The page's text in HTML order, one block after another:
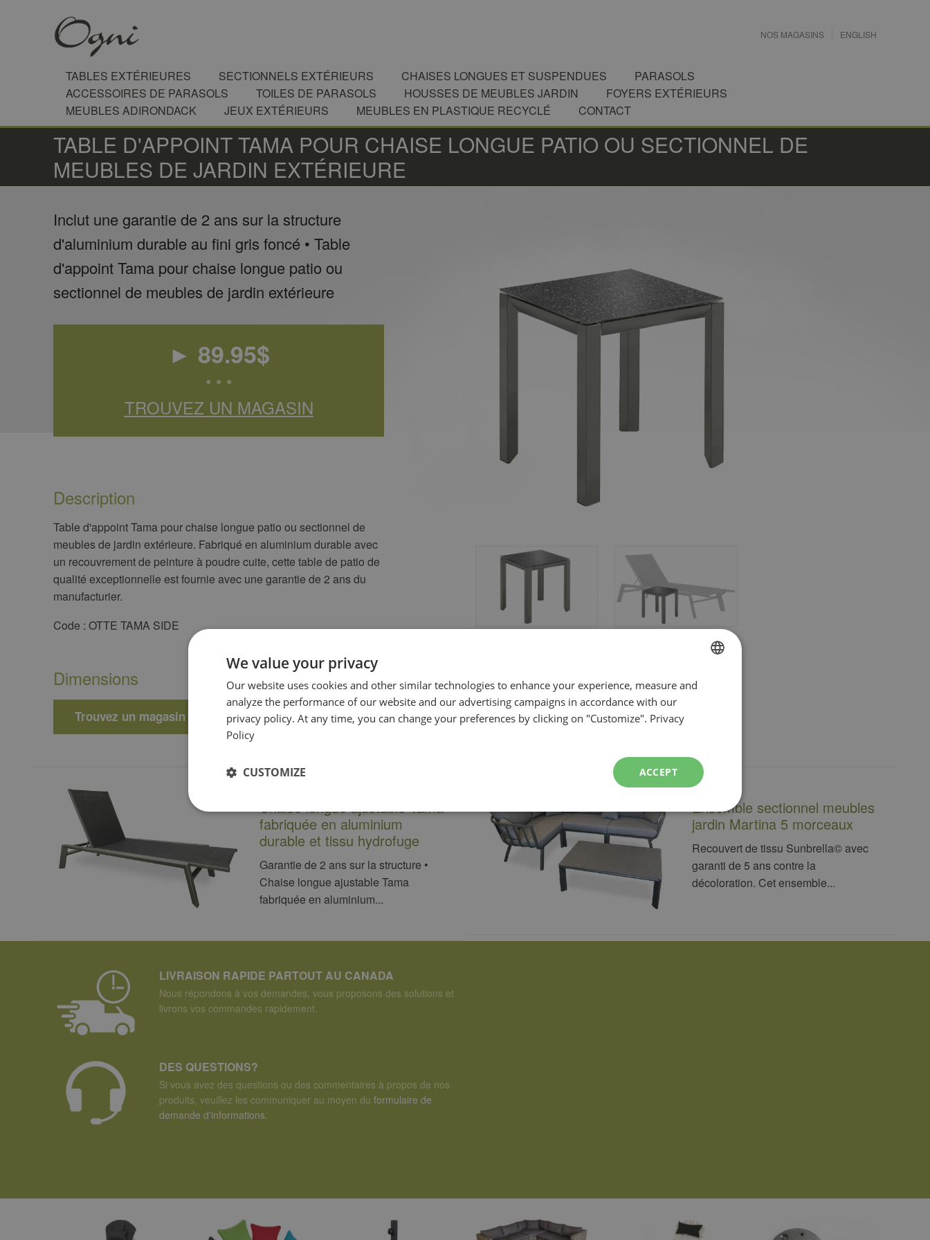
NOS MAGASINS ENGLISH
TABLES EXTÉRIEURES SECTIONNELS EXTÉRIEURS CHAISES LONGUES ET SUSPENDUES
PARASOLS
ACCESSOIRES DE PARASOLS
TOILES DE PARASOLS HOUSSES DE MEUBLES JARDIN
FOYERS EXTÉRIEURS
MEUBLES ADIRONDACK
JEUX EXTÉRIEURS MEUBLES EN PLASTIQUE RECYCLÉ CONTACT
TABLE D'APPOINT TAMA POUR CHAISE LONGUE PATIO OU SECTIONNEL DE
MEUBLES DE JARDIN EXTÉRIEURE
Inclut une garantie de 2 ans sur la structure
d'aluminium durable au fini gris foncé • Table
d'appoint Tama pour chaise longue patio ou
sectionnel de meubles de jardin extérieure
► 89.95$
• • •
TROUVEZ UN MAGASIN
Description
​Table d'appoint Tama pour chaise longue patio ou sectionnel de
meubles de jardin extérieure. Fabriqué en aluminium durable avec
un recouvrement de peinture à poudre cuite, cette table de patio de
qualité exceptionnelle est fournie avec une garantie de 2 ans du
manufacturier.
Code : OTTE TAMA SIDE
Dimensions
Trouvez un magasin
Chaise longue ajustable Tama
fabriquée en aluminium
durable et tissu hydrofuge
Garantie de 2 ans sur la structure •
Chaise longue ajustable Tama
fabriquée en aluminium...
Ensemble sectionnel meubles
jardin Martina 5 morceaux
Recouvert de tissu Sunbrella© avec
garanti de 5 ans contre la
décoloration. Cet ensemble...
LIVRAISON RAPIDE PARTOUT AU CANADA
Nous répondons à vos demandes, vous proposons des solutions et
livrons vos commandes rapidement.
DES QUESTIONS?
Si vous avez des questions ou des commentaires à propos de nos
produits, veuillez les communiquer au moyen du formulaire de
demande d'informations.
FRENCH
ENGLISH
We value your privacy
Our website uses cookies and other similar technologies to enhance your experience, measure and
analyze the performance of our website and our advertising campaigns in accordance with our
privacy policy. At any time, you can change your preferences by clicking on "Customize". Privacy
Policy
ACCEPT
CUSTOMIZE